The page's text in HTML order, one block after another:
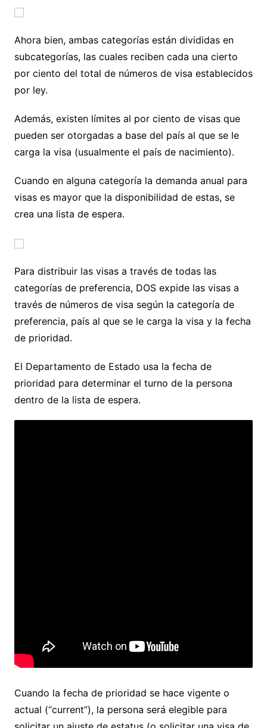
Ahora bien, ambas categorías están divididas en
subcategorías, las cuales reciben cada una cierto
por ciento del total de números de visa establecidos
por ley.
Además, existen límites al por ciento de visas que
pueden ser otorgadas a base del país al que se le
carga la visa (usualmente el país de nacimiento).
Cuando en alguna categoría la demanda anual para
visas es mayor que la disponibilidad de estas, se
crea una lista de espera.
Para distribuir las visas a través de todas las
categorías de preferencia, DOS expide las visas a
través de números de visa según la categoría de
preferencia, país al que se le carga la visa y la fecha
de prioridad.
El Departamento de Estado usa la fecha de
prioridad para determinar el turno de la persona
dentro de la lista de espera.
Cuando la fecha de prioridad se hace vigente o
actual (“current”), la persona será elegible para